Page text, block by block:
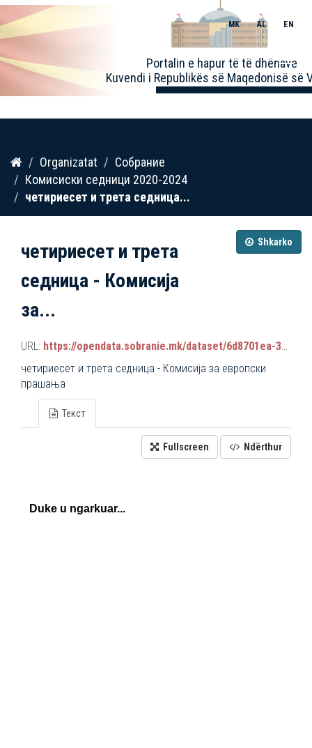
Kalo
përmbajtja
Portalin e hapur të të dhënave
Kuvendi i Republikës së Maqedonisë së
MK AL EN
Toggle
Organizatat
Собрание
Комисиски седници 2020-2024
четириесет и трета седница...
Shkarko
четириесет и трета
седница - Комисија
за...
URL: https://opendata.sobranie.mk/dataset/6d8701ea-3a42-465d-8f88-639bc6dc1a8e/resource/bda4aa88-e4de-4451-8617-a1076e6c7f8e/download/komisiski_sednici.json
четириесет и трета седница - Комисија за европски
прашања
Текст
Fullscreen Ndërthur